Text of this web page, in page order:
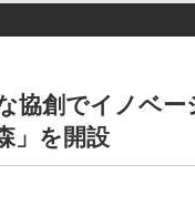
協創でイノベ
」を開設